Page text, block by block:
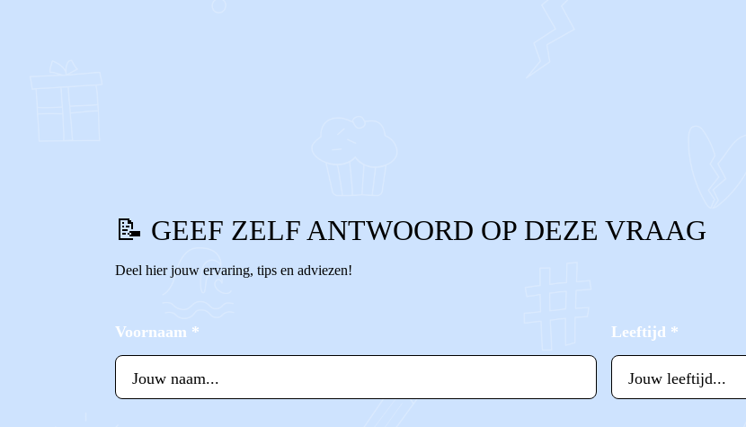
📝 GEEF ZELF ANTWOORD OP DEZE VRAAG
Deel hier jouw ervaring, tips en adviezen!
Voornaam * Leeftijd *